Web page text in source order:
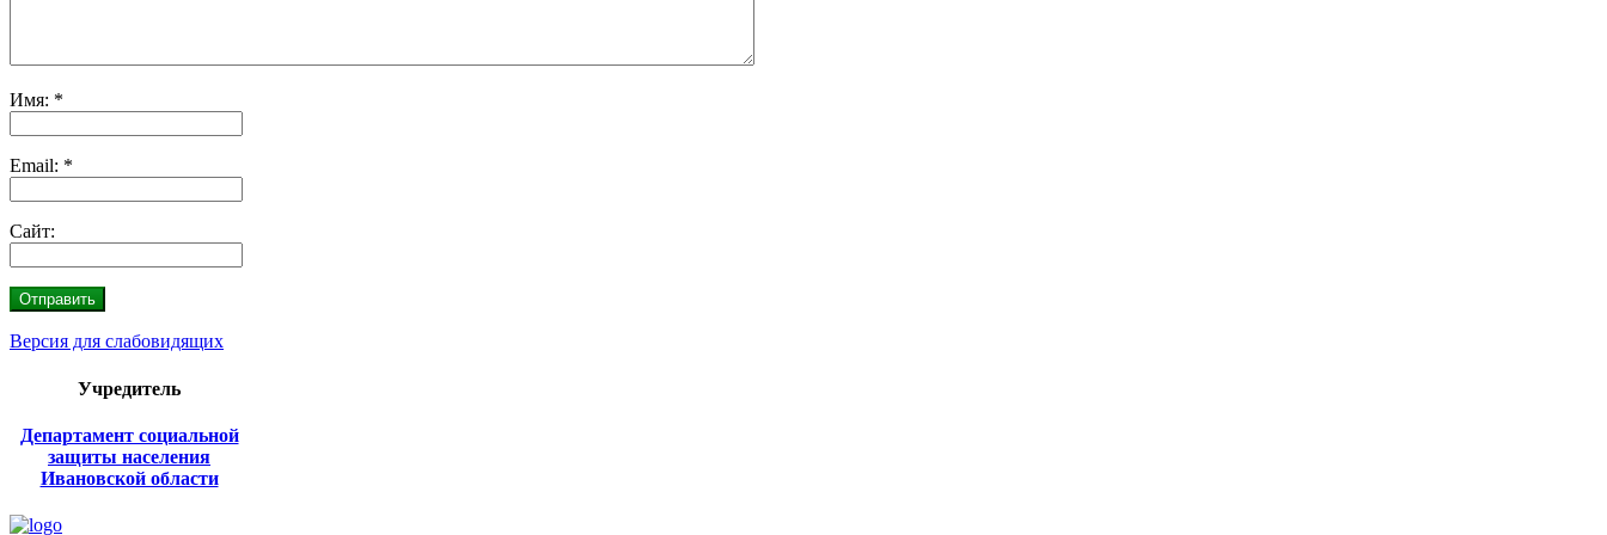
Имя: *
Email: *
Сайт:
Версия для слабовидящих
Учредитель
Департамент социальной
защиты населения
Ивановской области